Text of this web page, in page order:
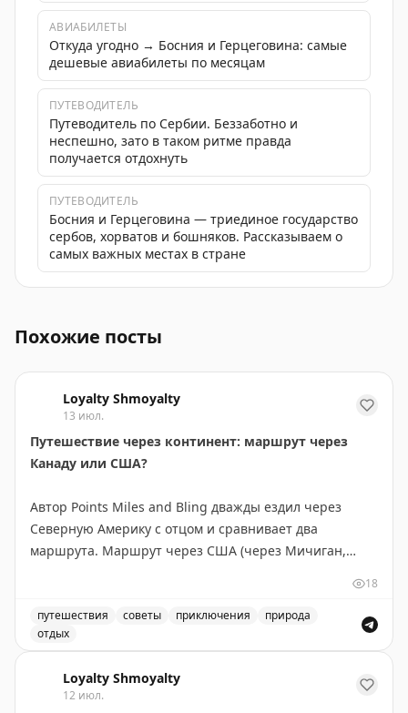
АВИАБИЛЕТЫ
Откуда угодно → Босния и Герцеговина: самые
дешевые авиабилеты по месяцам
ПУТЕВОДИТЕЛЬ
Путеводитель по Сербии. Беззаботно и
неспешно, зато в таком ритме правда
получается отдохнуть
ПУТЕВОДИТЕЛЬ
Босния и Герцеговина — триединое государство
сербов, хорватов и бошняков. Рассказываем о
самых важных местах в стране
Похожие посты
Loyalty Shmoyalty
13 июл.
Путешествие через континент: маршрут через
Канаду или США?
Автор Points Miles and Bling дважды ездил через
Северную Америку с отцом и сравнивает два
маршрута. Маршрут через США (через Мичиган,
экономнее по топливу — идеален, если спешите. Но
главное открытие — это не пейзажи, а люди и
неожиданные остановки. В маленьком городке
номер, а ужин превратился в экскурсию по винному
погребу. Канадский маршрут длиннее, но предлагает
18
путешествия советы приключения
природа
отдых
Loyalty Shmoyalty
12 июл.